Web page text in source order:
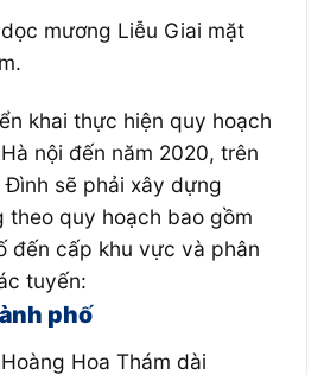
mương Liễu Giai mặt
khai thực hiện quy hoạch
nội đến năm 2020, trên
sẽ phải xây dựng
theo quy hoạch bao gồm
đến cấp khu vực và phân
tuyến:
phố
Hoa Thám dài